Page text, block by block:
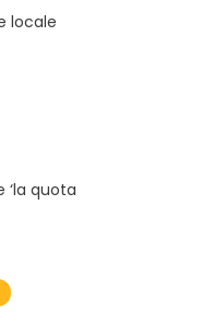
locale
quota